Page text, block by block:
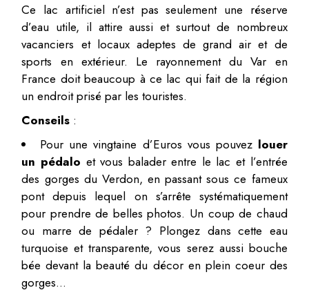
Ce lac artificiel n’est pas seulement une réserve
d’eau utile, il attire aussi et surtout de nombreux
vacanciers et locaux adeptes de grand air et de
sports en extérieur. Le rayonnement du Var en
France doit beaucoup à ce lac qui fait de la région
un endroit prisé par les touristes.
Conseils :
Pour une vingtaine d’Euros vous pouvez louer
un pédalo et vous balader entre le lac et l’entrée
des gorges du Verdon, en passant sous ce fameux
pont depuis lequel on s’arrête systématiquement
pour prendre de belles photos. Un coup de chaud
ou marre de pédaler ? Plongez dans cette eau
turquoise et transparente, vous serez aussi bouche
bée devant la beauté du décor en plein coeur des
gorges…